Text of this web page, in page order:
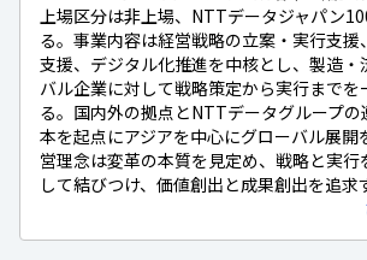
上場区分は非上場、NTTデータジャパン
る。事業内容は経営戦略の立案・実行支援
支援、デジタル化推進を中核とし、製造・
バル企業に対して戦略策定から実行までを
る。国内外の拠点とNTTデータグループの
本を起点にアジアを中心にグローバル展開
営理念は変革の本質を見定め、戦略と実
して結びつけ、価値創出と成果創出を追求